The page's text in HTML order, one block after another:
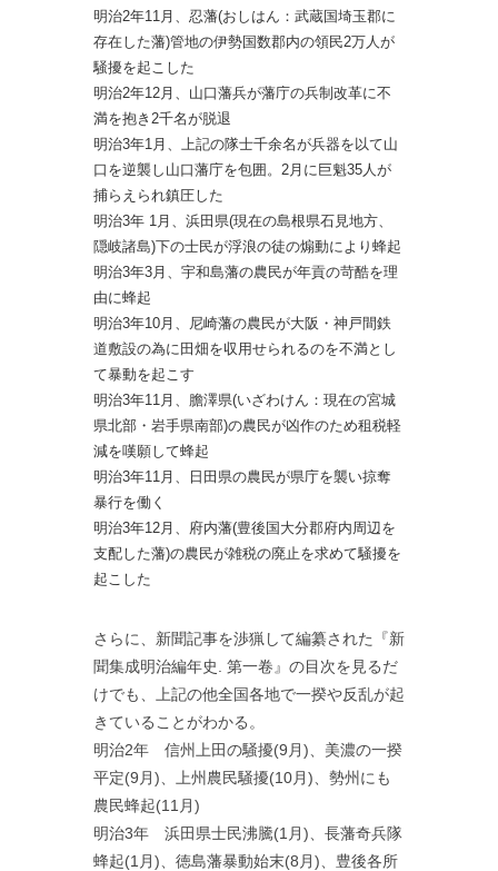
明治2年11月、忍藩(おしはん：武蔵国埼玉郡に
存在した藩)管地の伊勢国数郡内の領民2万人が
騒擾を起こした
明治2年12月、山口藩兵が藩庁の兵制改革に不
満を抱き2千名が脱退
明治3年1月、上記の隊士千余名が兵器を以て山
口を逆襲し山口藩庁を包囲。2月に巨魁35人が
捕らえられ鎮圧した
明治3年 1月、浜田県(現在の島根県石見地方、
隠岐諸島)下の士民が浮浪の徒の煽動により蜂起
明治3年3月、宇和島藩の農民が年貢の苛酷を理
由に蜂起
明治3年10月、尼崎藩の農民が大阪・神戸間鉄
道敷設の為に田畑を収用せられるのを不満とし
て暴動を起こす
明治3年11月、膽澤県(いざわけん：現在の宮城
県北部・岩手県南部)の農民が凶作のため租税軽
減を嘆願して蜂起
明治3年11月、日田県の農民が県庁を襲い掠奪
暴行を働く
明治3年12月、府内藩(豊後国大分郡府内周辺を
支配した藩)の農民が雑税の廃止を求めて騒擾を
起こした
さらに、新聞記事を渉猟して編纂された『新
聞集成明治編年史. 第一卷』の目次を見るだ
けでも、上記の他全国各地で一揆や反乱が起
きていることがわかる。
明治2年 信州上田の騒擾(9月)、美濃の一揆
平定(9月)、上州農民騒擾(10月)、勢州にも
農民蜂起(11月)
明治3年 浜田県士民沸騰(1月)、長藩奇兵隊
蜂起(1月)、徳島藩暴動始末(8月)、豊後各所